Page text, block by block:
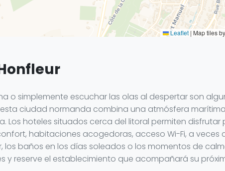
Leaflet | Map tiles by
o simplemente escuchar las olas al despertar son
ciudad normanda combina una atmósfera
hoteles situados cerca del litoral permiten
habitaciones acogedoras, acceso Wi-Fi, a
baños en los días soleados o los momentos de
y reserve el establecimiento que acompañará su